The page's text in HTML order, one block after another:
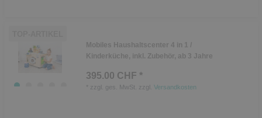
Mobiles Haushaltscenter 4 in 1 /
Kinderküche, inkl. Zubehör, ab 3 Jahre
395.00 CHF *
zzgl. ges. MwSt. zzgl. Versandkosten